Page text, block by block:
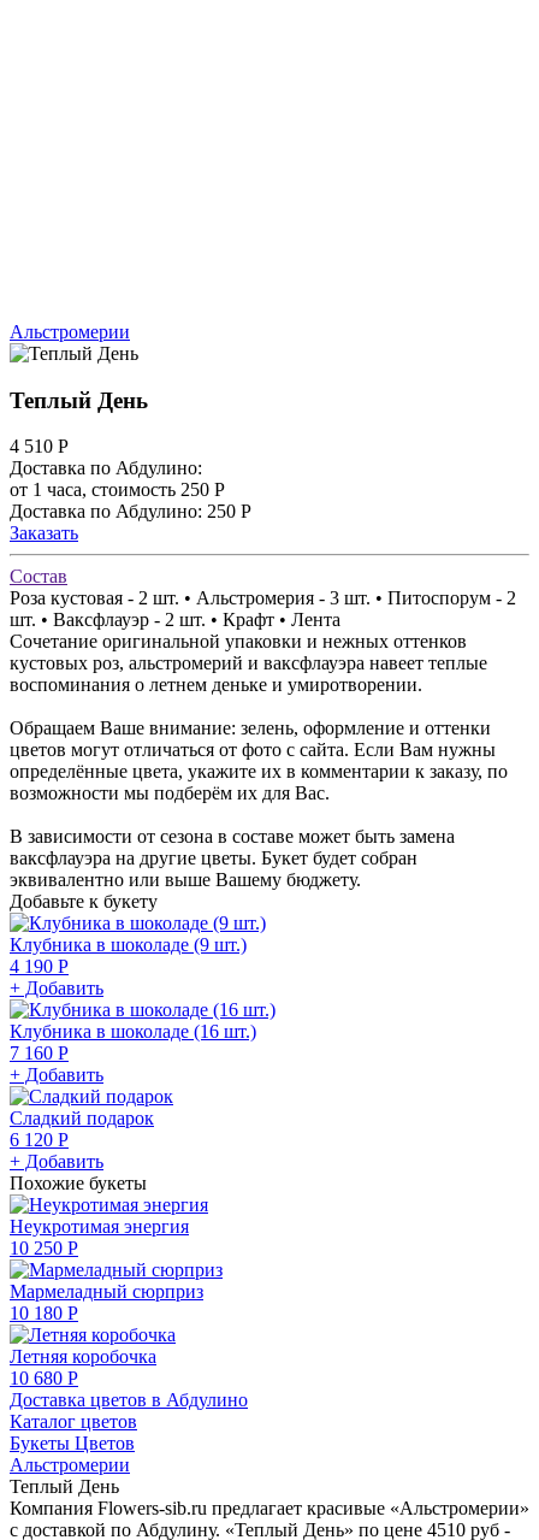
Альстромерии
Теплый День
4 510 Р
Доставка по Абдулино:
от 1 часа, стоимость 250 Р
Доставка по Абдулино: 250 Р
Заказать
Состав
Роза кустовая - 2 шт. • Альстромерия - 3 шт. • Питоспорум - 2
шт. • Ваксфлауэр - 2 шт. • Крафт • Лента
Сочетание оригинальной упаковки и нежных оттенков
кустовых роз, альстромерий и ваксфлауэра навеет теплые
воспоминания о летнем деньке и умиротворении.
Обращаем Ваше внимание: зелень, оформление и оттенки
цветов могут отличаться от фото с сайта. Если Вам нужны
определённые цвета, укажите их в комментарии к заказу, по
возможности мы подберём их для Вас.
В зависимости от сезона в составе может быть замена
ваксфлауэра на другие цветы. Букет будет собран
эквивалентно или выше Вашему бюджету.
Добавьте к букету
Клубника в шоколаде (9 шт.)
4 190 Р
+ Добавить
Клубника в шоколаде (16 шт.)
7 160 Р
+ Добавить
Сладкий подарок
6 120 Р
+ Добавить
Похожие букеты
Неукротимая энергия
10 250 Р
Мармеладный сюрприз
10 180 Р
Летняя коробочка
10 680 Р
Доставка цветов в Абдулино
Каталог цветов
Букеты Цветов
Альстромерии
Теплый День
Компания Flowers-sib.ru предлагает красивые «Альстромерии»
с доставкой по Абдулину. «Теплый День» по цене 4510 руб -